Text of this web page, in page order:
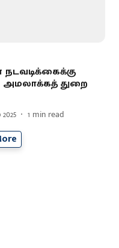
அமலாக்கத் துறை
1 min read